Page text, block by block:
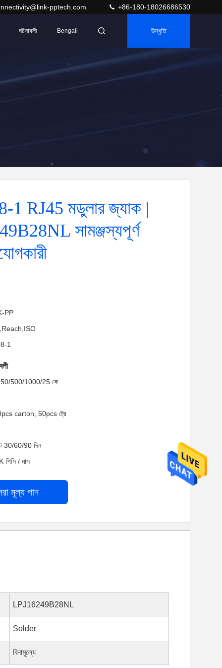
pptech.com +86-180-18026686530
ঘটনাবলী Bengali উদ্ধৃতি
1 RJ45 মডুলার জ্যাক |
সামঞ্জস্যপূর্ণ
PP
1
50/500/1000/25 কে
carton, 50pcs ট্রে
30/60/90 দিন
পিসি / মাস
মূল্য পান
LPJ16249B28NL
Solder
বিনামূল্যে